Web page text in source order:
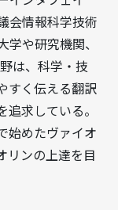
会情報科学技術
や研究機関、
は、科学・技
すく伝える翻訳
求している。
始めたヴァイオ
リンの上達を目